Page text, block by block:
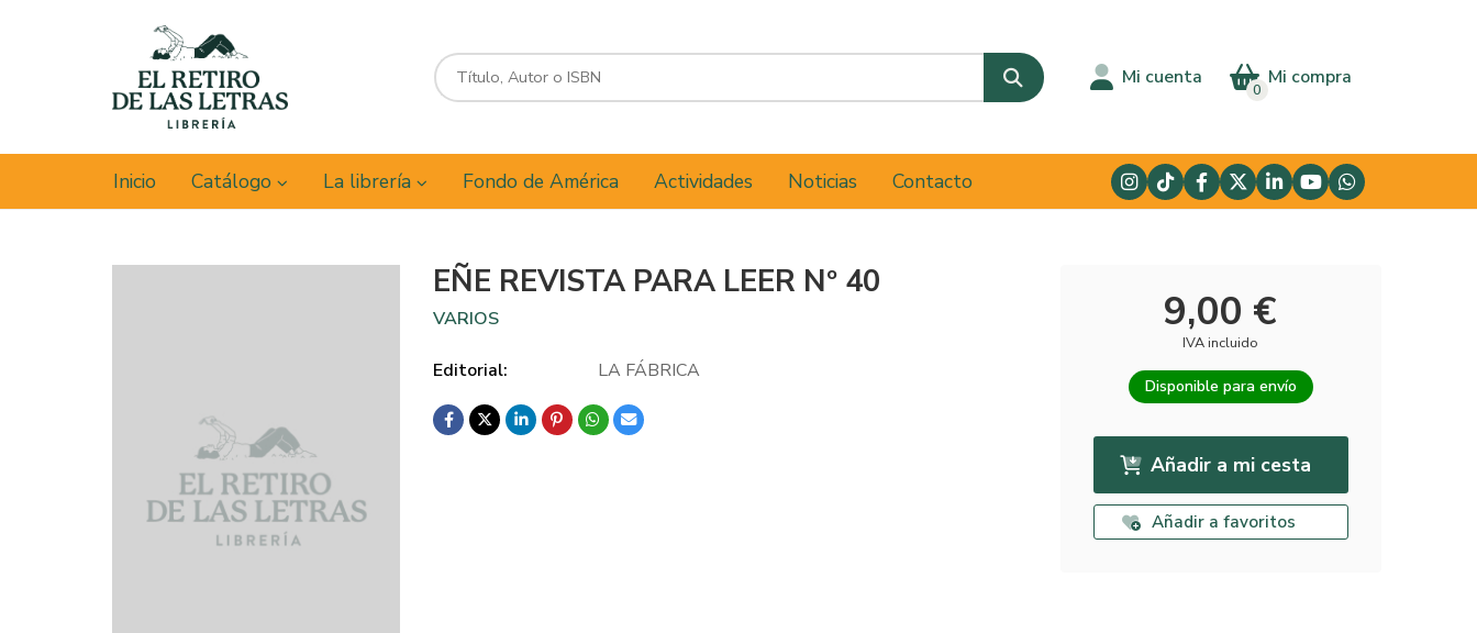
Mi cuenta Mi compra
0
Inicio Catálogo La librería Fondo de América Actividades Noticias Contacto
EÑE REVISTA PARA LEER Nº 40
VARIOS
Editorial: LA FÁBRICA
9,00 €
IVA incluido
Disponible para envío
Añadir a mi cesta
Añadir a favoritos